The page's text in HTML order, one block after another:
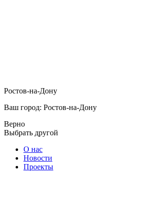
Ростов-на-Дону
Ваш город: Ростов-на-Дону
Верно
Выбрать другой
О нас
Новости
Проекты